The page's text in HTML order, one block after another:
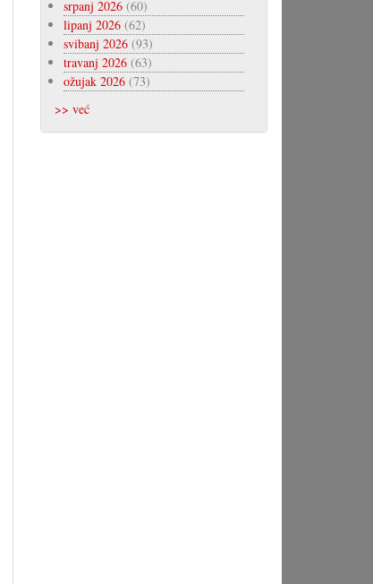
srpanj 2026(60)
lipanj 2026(62)
svibanj 2026(93)
travanj 2026(63)
ožujak 2026(73)
>> već